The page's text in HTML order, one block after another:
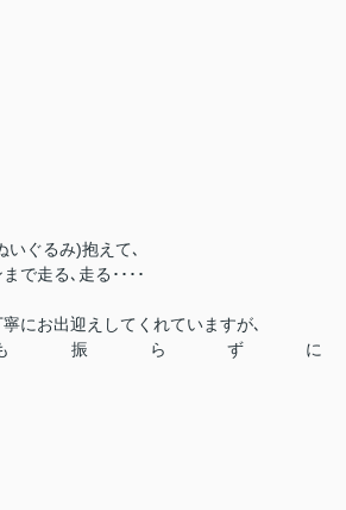
いぐるみ)抱えて､
で走る､走る････
にお出迎えしてくれていますが､
振らずに